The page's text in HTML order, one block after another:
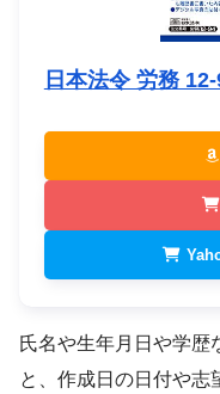
日本法令 労務
氏名や生年月日や学歴
と、作成日の日付や志